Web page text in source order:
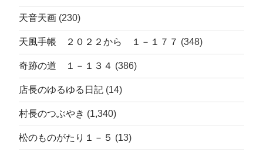
天音天画 (230)
天風手帳 ２０２２から １－１７７ (348)
奇跡の道 １－１３４ (386)
店長のゆるゆる日記 (14)
村長のつぶやき (1,340)
松のものがたり１－５ (13)